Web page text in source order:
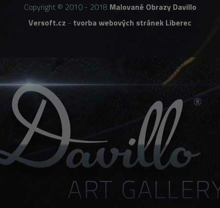
Copyright © 2010 - 2018 Malované Obrazy Davillo
Versoft.cz - tvorba webových stránek Liberec